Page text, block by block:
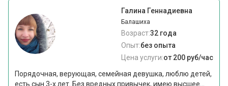
Галина Геннадиевна
Балашиха
Возраст:32 года
Опыт:без опыта
Цена услуги:от 200 руб/час
Порядочная, верующая, семейная девушка, люблю детей,
есть сын 3-х лет. Без вредных привычек, имею высшее...